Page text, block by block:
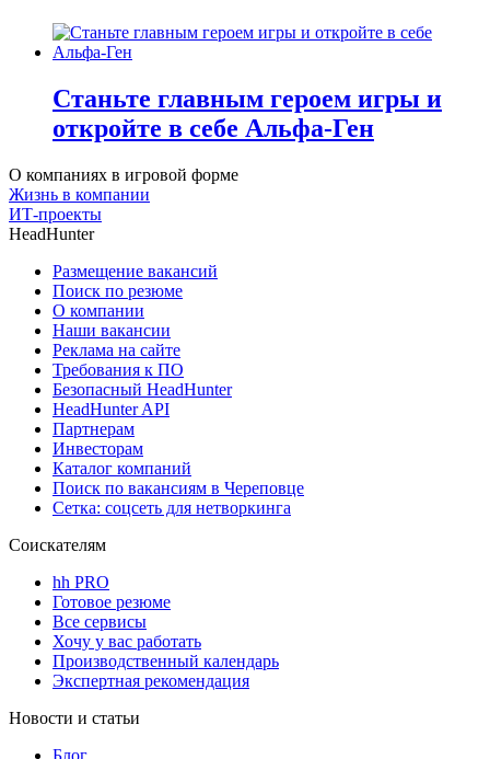
Станьте главным героем игры и
откройте в себе Альфа-Ген
О компаниях в игровой форме
Жизнь в компании
ИТ-проекты
HeadHunter
Размещение вакансий
Поиск по резюме
О компании
Наши вакансии
Реклама на сайте
Требования к ПО
Безопасный HeadHunter
HeadHunter API
Партнерам
Инвесторам
Каталог компаний
Поиск по вакансиям в Череповце
Сетка: соцсеть для нетворкинга
Соискателям
hh PRO
Готовое резюме
Все сервисы
Хочу у вас работать
Производственный календарь
Экспертная рекомендация
Новости и статьи
Блог